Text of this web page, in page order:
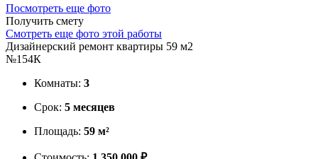
Посмотреть еще фото
Получить смету
Смотреть еще фото этой работы
Дизайнерский ремонт квартиры 59 м2
№154К
Комнаты: 3
Срок: 5 месяцев
Площадь: 59 м²